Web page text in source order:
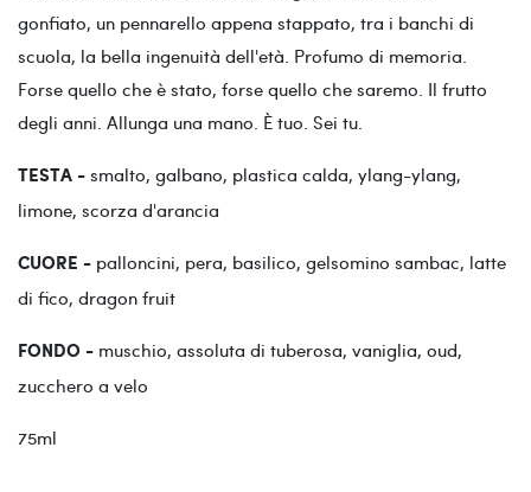
gonfiato, un pennarello appena stappato, tra i banchi di
scuola, la bella ingenuità dell'età. Profumo di memoria.
Forse quello che è stato, forse quello che saremo. Il frutto
degli anni. Allunga una mano. È tuo. Sei tu.
TESTA - smalto, galbano, plastica calda, ylang-ylang,
limone, scorza d'arancia
CUORE - palloncini, pera, basilico, gelsomino sambac, latte
di fico, dragon fruit
FONDO - muschio, assoluta di tuberosa, vaniglia, oud,
zucchero a velo
75ml